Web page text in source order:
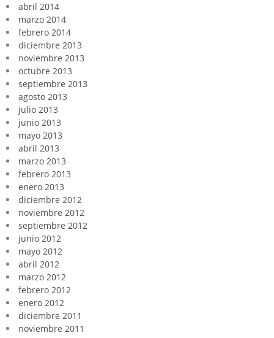
abril 2014
marzo 2014
febrero 2014
diciembre 2013
noviembre 2013
octubre 2013
septiembre 2013
agosto 2013
julio 2013
junio 2013
mayo 2013
abril 2013
marzo 2013
febrero 2013
enero 2013
diciembre 2012
noviembre 2012
septiembre 2012
junio 2012
mayo 2012
abril 2012
marzo 2012
febrero 2012
enero 2012
diciembre 2011
noviembre 2011